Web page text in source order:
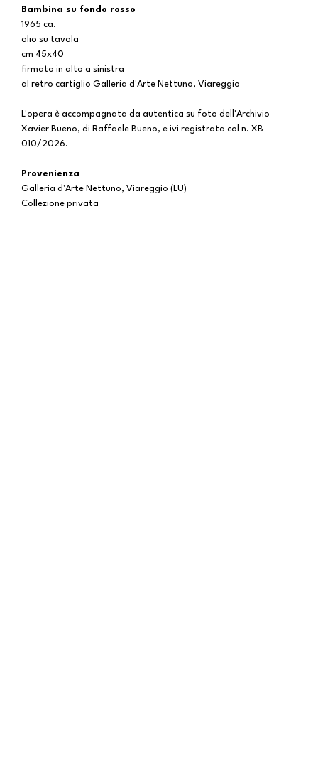
Bambina su fondo rosso
1965 ca.
olio su tavola
cm 45x40
firmato in alto a sinistra
al retro cartiglio Galleria d'Arte Nettuno, Viareggio
L'opera è accompagnata da autentica su foto dell'Archivio
Xavier Bueno, di Raffaele Bueno, e ivi registrata col n. XB
010/2026.
Provenienza
Galleria d'Arte Nettuno, Viareggio (LU)
Collezione privata